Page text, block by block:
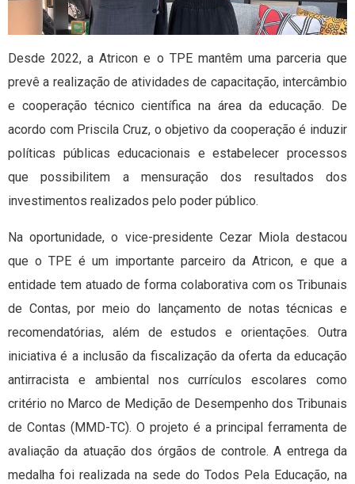
Desde 2022, a Atricon e o TPE mantêm uma parceria que
prevê a realização de atividades de capacitação, intercâmbio
e cooperação técnico científica na área da educação. De
acordo com Priscila Cruz, o objetivo da cooperação é induzir
políticas públicas educacionais e estabelecer processos
que possibilitem a mensuração dos resultados dos
investimentos realizados pelo poder público.
Na oportunidade, o vice-presidente Cezar Miola destacou
que o TPE é um importante parceiro da Atricon, e que a
entidade tem atuado de forma colaborativa com os Tribunais
de Contas, por meio do lançamento de notas técnicas e
recomendatórias, além de estudos e orientações. Outra
iniciativa é a inclusão da fiscalização da oferta da educação
antirracista e ambiental nos currículos escolares como
critério no Marco de Medição de Desempenho dos Tribunais
de Contas (MMD-TC). O projeto é a principal ferramenta de
avaliação da atuação dos órgãos de controle. A entrega da
medalha foi realizada na sede do Todos Pela Educação, na